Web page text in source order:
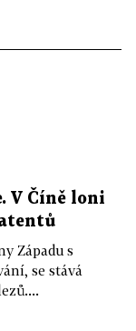
V Číně loni
Západu s
se stává